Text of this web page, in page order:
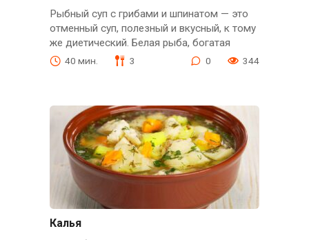
Рыбный суп с грибами и шпинатом — это
отменный суп, полезный и вкусный, к тому
же диетический. Белая рыба, богатая
40 мин. 3 0 344
Калья